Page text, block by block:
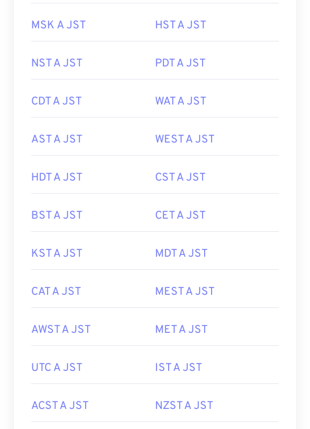
MSK A JST HST A JST
NST A JST PDT A JST
CDT A JST WAT A JST
AST A JST WEST A JST
HDT A JST CST A JST
BST A JST CET A JST
KST A JST MDT A JST
CAT A JST MEST A JST
AWST A JST MET A JST
UTC A JST IST A JST
ACST A JST NZST A JST